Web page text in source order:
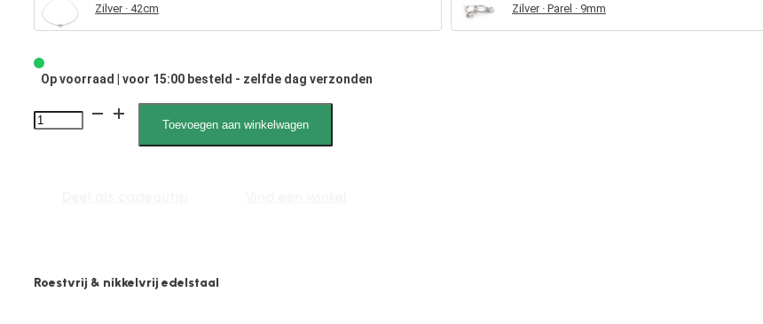
Zilver · 42cm Zilver · Parel · 9mm
Op voorraad | voor 15:00 besteld - zelfde dag verzonden
Maya
Toevoegen aan winkelwagen
Roestvrij & nikkelvrij edelstaal